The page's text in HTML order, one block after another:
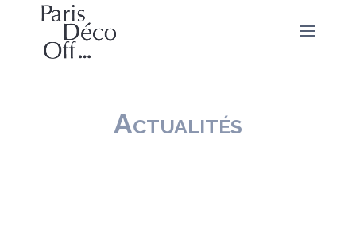
Actualités